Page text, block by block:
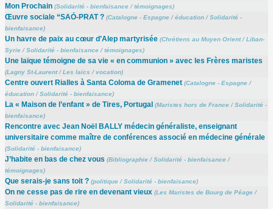
Mon Prochain (Solidarité - bienfaisance/témoignages)
Œuvre sociale “SAÓ-PRAT ? (Catalogne - Espagne/éducation/Solidarité -
bienfaisance)
Un havre de paix au cœur d’Alep martyrisée (Chrétiens au Moyen Orient/Liban-
Syrie/Solidarité - bienfaisance/témoignages)
Une laïque témoigne de sa vie « en communion » avec les Frères maristes
(Lagny St-Laurent/Les laïcs /vocation)
Centre ouvert Rialles à Santa Coloma de Gramenet (Catalogne - Espagne/
éducation/Solidarité - bienfaisance)
La « Maison de l’enfant » de Tires, Portugal (Maristes hors de France/Solidarité -
bienfaisance)
Rencontre avec Jean Noël BALLY médecin généraliste, enseignant
universitaire comme maître de conférences associé en médecine générale
(Solidarité - bienfaisance)
J’habite en bas de chez vous (Bibliographie/Solidarité - bienfaisance/
témoignages)
Que serais-je sans toit ? (politique/Solidarité - bienfaisance)
On ne cesse pas de rire en devenant vieux (Les Maristes de Bourg de Péage/
Solidarité - bienfaisance)